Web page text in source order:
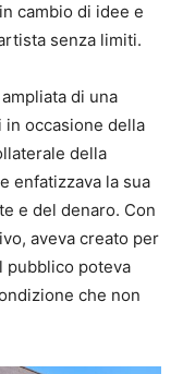
cambio di idee e
senza limiti.
di una
occasione della
della
enfatizzava la sua
e del denaro. Con
aveva creato per
pubblico poteva
che non